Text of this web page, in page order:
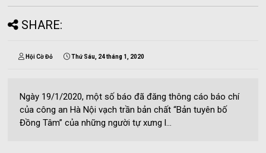
SHARE:
Hội Cờ Đỏ Thứ Sáu, 24 tháng 1, 2020
Ngày 19/1/2020, một số báo đã đăng thông cáo báo chí
của công an Hà Nội vạch trần bản chất “Bản tuyên bố
Đồng Tâm” của những người tự xưng l...